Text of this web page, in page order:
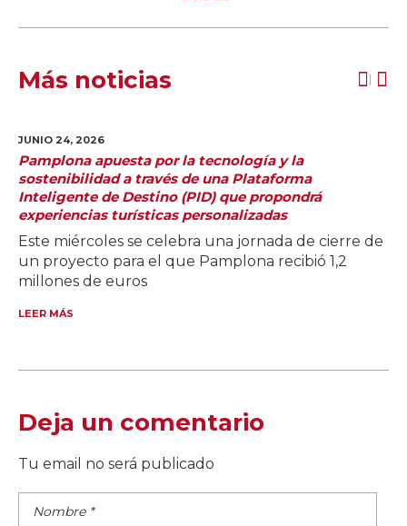
Más noticias
JUNIO 24, 2026
Pamplona apuesta por la tecnología y la
sostenibilidad a través de una Plataforma
Inteligente de Destino (PID) que propondrá
experiencias turísticas personalizadas
Este miércoles se celebra una jornada de cierre de
un proyecto para el que Pamplona recibió 1,2
millones de euros
LEER MÁS
Deja un comentario
Tu email no será publicado